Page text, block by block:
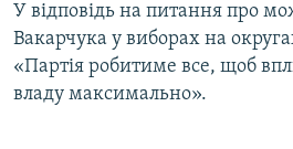
У відповідь на питання про
Вакарчука у виборах на
«Партія робитиме все, щоб
владу максимально».